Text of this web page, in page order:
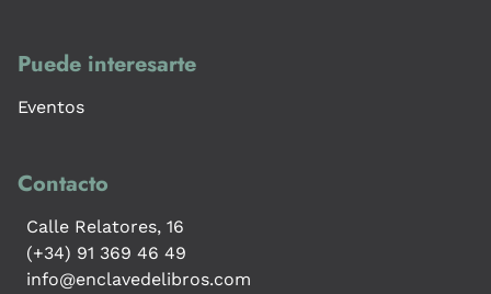
Puede interesarte
Eventos
Contacto
Calle Relatores, 16
(+34) 91 369 46 49
info@enclavedelibros.com